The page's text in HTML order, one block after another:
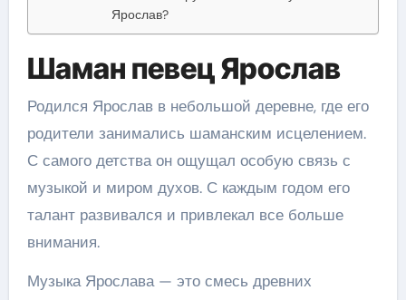
Ярослав?
Шаман певец Ярослав
Родился Ярослав в небольшой деревне, где его
родители занимались шаманским исцелением.
С самого детства он ощущал особую связь с
музыкой и миром духов. С каждым годом его
талант развивался и привлекал все больше
внимания.
Музыка Ярослава — это смесь древних